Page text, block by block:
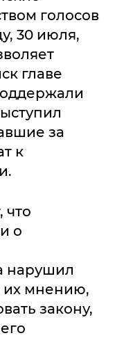
голосов
30 июля,
главе
за
к
что
о
нарушил
их мнению,
закону,